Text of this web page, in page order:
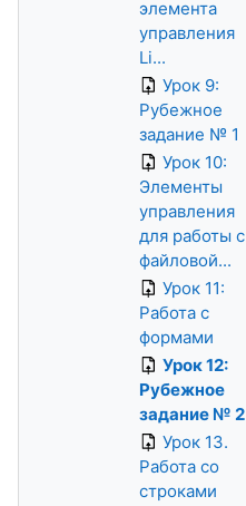
элемента
управления
Li...
Урок 9:
Рубежное
задание № 1
Урок 10:
Элементы
управления
для работы с
файловой...
Урок 11:
Работа с
формами
Урок 12:
Рубежное
задание № 2
Урок 13.
Работа со
строками